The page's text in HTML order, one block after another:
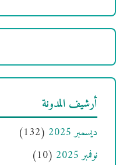
أرشيف المدونة
ديسمبر 2025
(132)
نوفمبر 2025
(10)